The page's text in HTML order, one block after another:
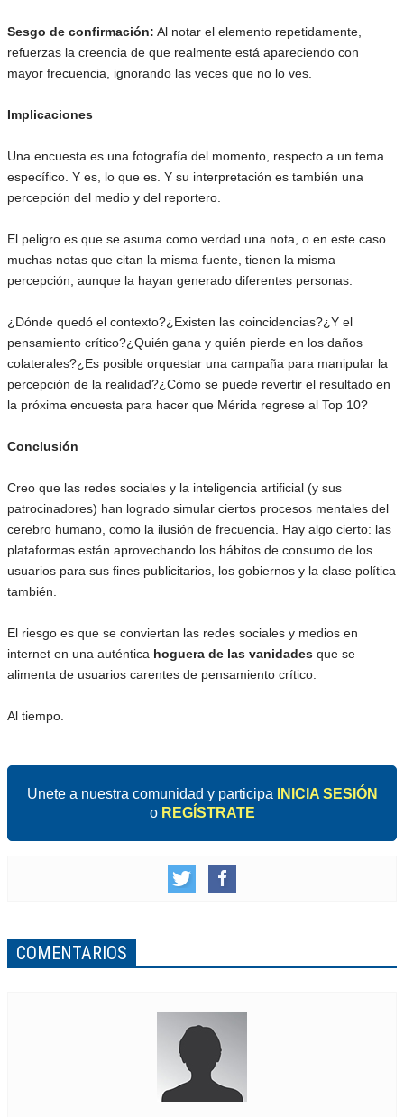
Sesgo de confirmación: Al notar el elemento repetidamente,
refuerzas la creencia de que realmente está apareciendo con
mayor frecuencia, ignorando las veces que no lo ves.
Implicaciones
Una encuesta es una fotografía del momento, respecto a un tema
específico. Y es, lo que es. Y su interpretación es también una
percepción del medio y del reportero.
El peligro es que se asuma como verdad una nota, o en este caso
muchas notas que citan la misma fuente, tienen la misma
percepción, aunque la hayan generado diferentes personas.
¿Dónde quedó el contexto?¿Existen las coincidencias?¿Y el
pensamiento crítico?¿Quién gana y quién pierde en los daños
colaterales?¿Es posible orquestar una campaña para manipular la
percepción de la realidad?¿Cómo se puede revertir el resultado en
la próxima encuesta para hacer que Mérida regrese al Top 10?
Conclusión
Creo que las redes sociales y la inteligencia artificial (y sus
patrocinadores) han logrado simular ciertos procesos mentales del
cerebro humano, como la ilusión de frecuencia. Hay algo cierto: las
plataformas están aprovechando los hábitos de consumo de los
usuarios para sus fines publicitarios, los gobiernos y la clase política
también.
El riesgo es que se conviertan las redes sociales y medios en
internet en una auténtica hoguera de las vanidades que se
alimenta de usuarios carentes de pensamiento crítico.
Al tiempo.
Unete a nuestra comunidad y participa
INICIA SESIÓN
o REGÍSTRATE
COMENTARIOS